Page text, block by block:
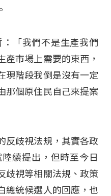
「我們不是生產我們
產市場上需要的東西，
現階段我倒是沒有一定
那個原住民自己來提案
反歧視法規，其實各政
續提出，但時至今日
歧視等相關法規、政策
總統候選人的回應，也